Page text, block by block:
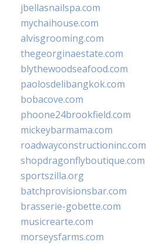
jbellasnailspa.com
mychaihouse.com
alvisgrooming.com
thegeorginaestate.com
blythewoodseafood.com
paolosdelibangkok.com
bobacove.com
phoone24brookfield.com
mickeybarmama.com
roadwayconstructioninc.com
shopdragonflyboutique.com
sportszilla.org
batchprovisionsbar.com
brasserie-gobette.com
musicrearte.com
morseysfarms.com